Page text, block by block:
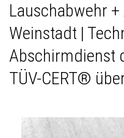
Lauschabwehr
Weinstadt |
Abschirmdienst
TÜV-CERT®